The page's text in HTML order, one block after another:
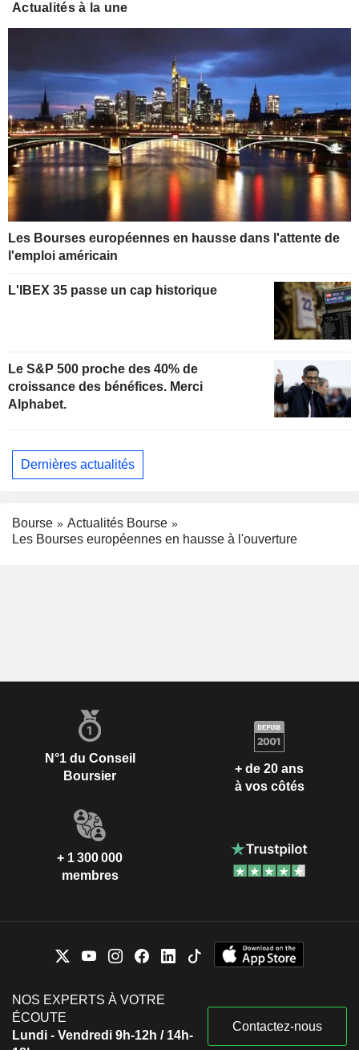
Actualités à la une
Les Bourses européennes en hausse dans l'attente de
l'emploi américain
L'IBEX 35 passe un cap historique
Le S&P 500 proche des 40% de
croissance des bénéfices. Merci
Alphabet.
Dernières actualités
Bourse
Actualités Bourse
Les Bourses européennes en hausse à l'ouverture
N°1 du Conseil
Boursier
+ de 20 ans
à vos côtés
+ 1 300 000
membres
NOS EXPERTS À VOTRE
ÉCOUTE
Lundi - Vendredi 9h-12h / 14h-
Contactez-nous